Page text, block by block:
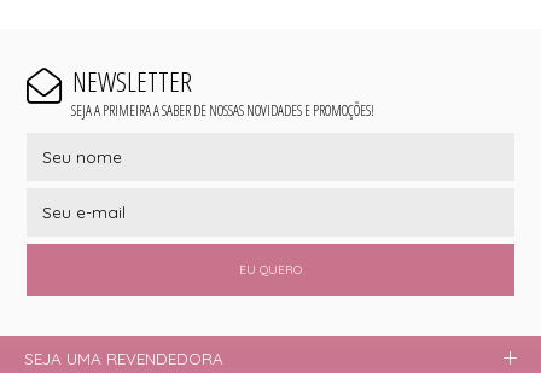
NEWSLETTER
SEJA A PRIMEIRA A SABER DE NOSSAS NOVIDADES E PROMOÇÕES!
EU QUERO
SEJA UMA REVENDEDORA